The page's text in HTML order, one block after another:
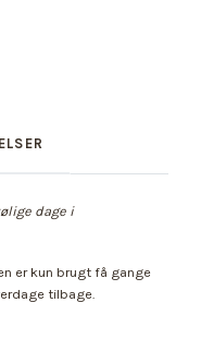
dage i
er kun brugt få gange
tilbage.